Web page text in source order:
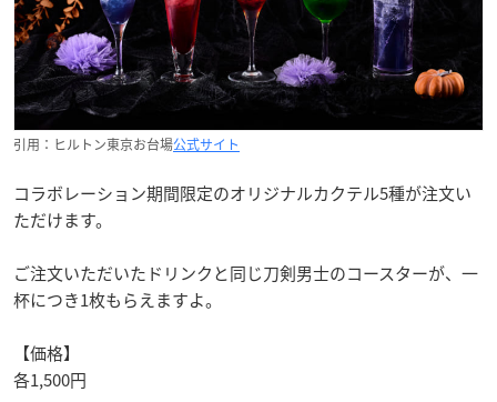
引用：ヒルトン東京お台場公式サイト
コラボレーション期間限定のオリジナルカクテル5種が注文い
ただけます。
ご注文いただいたドリンクと同じ刀剣男士のコースターが、一
杯につき1枚もらえますよ。
【価格】
各1,500円